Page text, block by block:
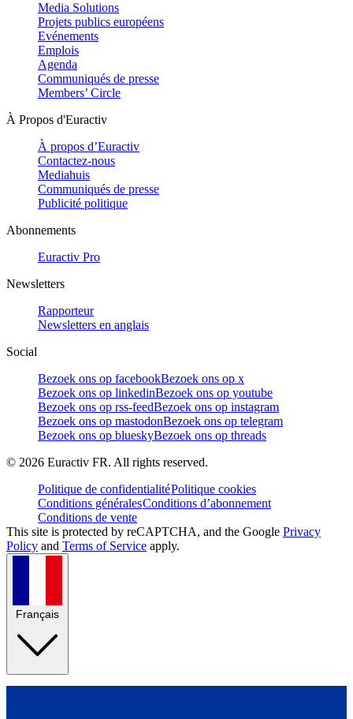
Media Solutions
Projets publics européens
Evénements
Emplois
Agenda
Communiqués de presse
Members’ Circle
À Propos d'Euractiv
À propos d’Euractiv
Contactez-nous
Mediahuis
Communiqués de presse
Publicité politique
Abonnements
Euractiv Pro
Newsletters
Rapporteur
Newsletters en anglais
Social
Bezoek ons op facebookBezoek ons op x
Bezoek ons op linkedinBezoek ons op youtube
Bezoek ons op rss-feedBezoek ons op instagram
Bezoek ons op mastodonBezoek ons op telegram
Bezoek ons op blueskyBezoek ons op threads
© 2026 Euractiv FR. All rights reserved.
Politique de confidentialitéPolitique cookies
Conditions généralesConditions d’abonnement
Conditions de vente
This site is protected by reCAPTCHA, and the Google Privacy
Policy and Terms of Service apply.
Français